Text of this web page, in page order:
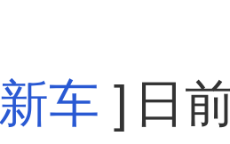
新车 ] 日